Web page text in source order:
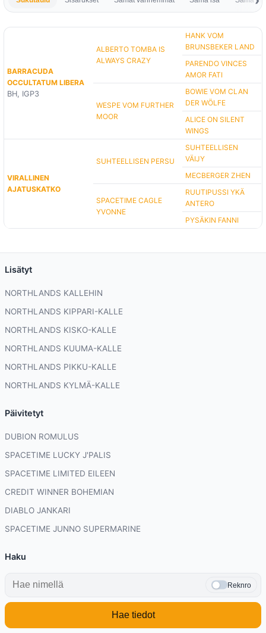
BARRACUDA
OCCULTATUM LIBERA
BH, IGP3
ALBERTO TOMBA IS
ALWAYS CRAZY
HANK VOM
BRUNSBEKER LAND
PARENDO VINCES
AMOR FATI
WESPE VOM FURTHER
MOOR
BOWIE VOM CLAN
DER WÖLFE
ALICE ON SILENT
WINGS
VIRALLINEN
AJATUSKATKO
SUHTEELLISEN PERSU
SUHTEELLISEN
VÄIJY
MECBERGER ZHEN
SPACETIME CAGLE
YVONNE
RUUTIPUSSI YKÄ
ANTERO
PYSÄKIN FANNI
Lisätyt
NORTHLANDS KALLEHIN
NORTHLANDS KIPPARI-KALLE
NORTHLANDS KISKO-KALLE
NORTHLANDS KUUMA-KALLE
NORTHLANDS PIKKU-KALLE
NORTHLANDS KYLMÄ-KALLE
Päivitetyt
DUBION ROMULUS
SPACETIME LUCKY J'PALIS
SPACETIME LIMITED EILEEN
CREDIT WINNER BOHEMIAN
DIABLO JANKARI
SPACETIME JUNNO SUPERMARINE
Haku
Reknro
Hae tiedot